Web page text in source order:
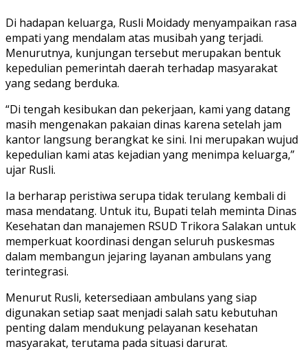
Di hadapan keluarga, Rusli Moidady menyampaikan rasa
empati yang mendalam atas musibah yang terjadi.
Menurutnya, kunjungan tersebut merupakan bentuk
kepedulian pemerintah daerah terhadap masyarakat
yang sedang berduka.
“Di tengah kesibukan dan pekerjaan, kami yang datang
masih mengenakan pakaian dinas karena setelah jam
kantor langsung berangkat ke sini. Ini merupakan wujud
kepedulian kami atas kejadian yang menimpa keluarga,”
ujar Rusli.
Ia berharap peristiwa serupa tidak terulang kembali di
masa mendatang. Untuk itu, Bupati telah meminta Dinas
Kesehatan dan manajemen RSUD Trikora Salakan untuk
memperkuat koordinasi dengan seluruh puskesmas
dalam membangun jejaring layanan ambulans yang
terintegrasi.
Menurut Rusli, ketersediaan ambulans yang siap
digunakan setiap saat menjadi salah satu kebutuhan
penting dalam mendukung pelayanan kesehatan
masyarakat, terutama pada situasi darurat.